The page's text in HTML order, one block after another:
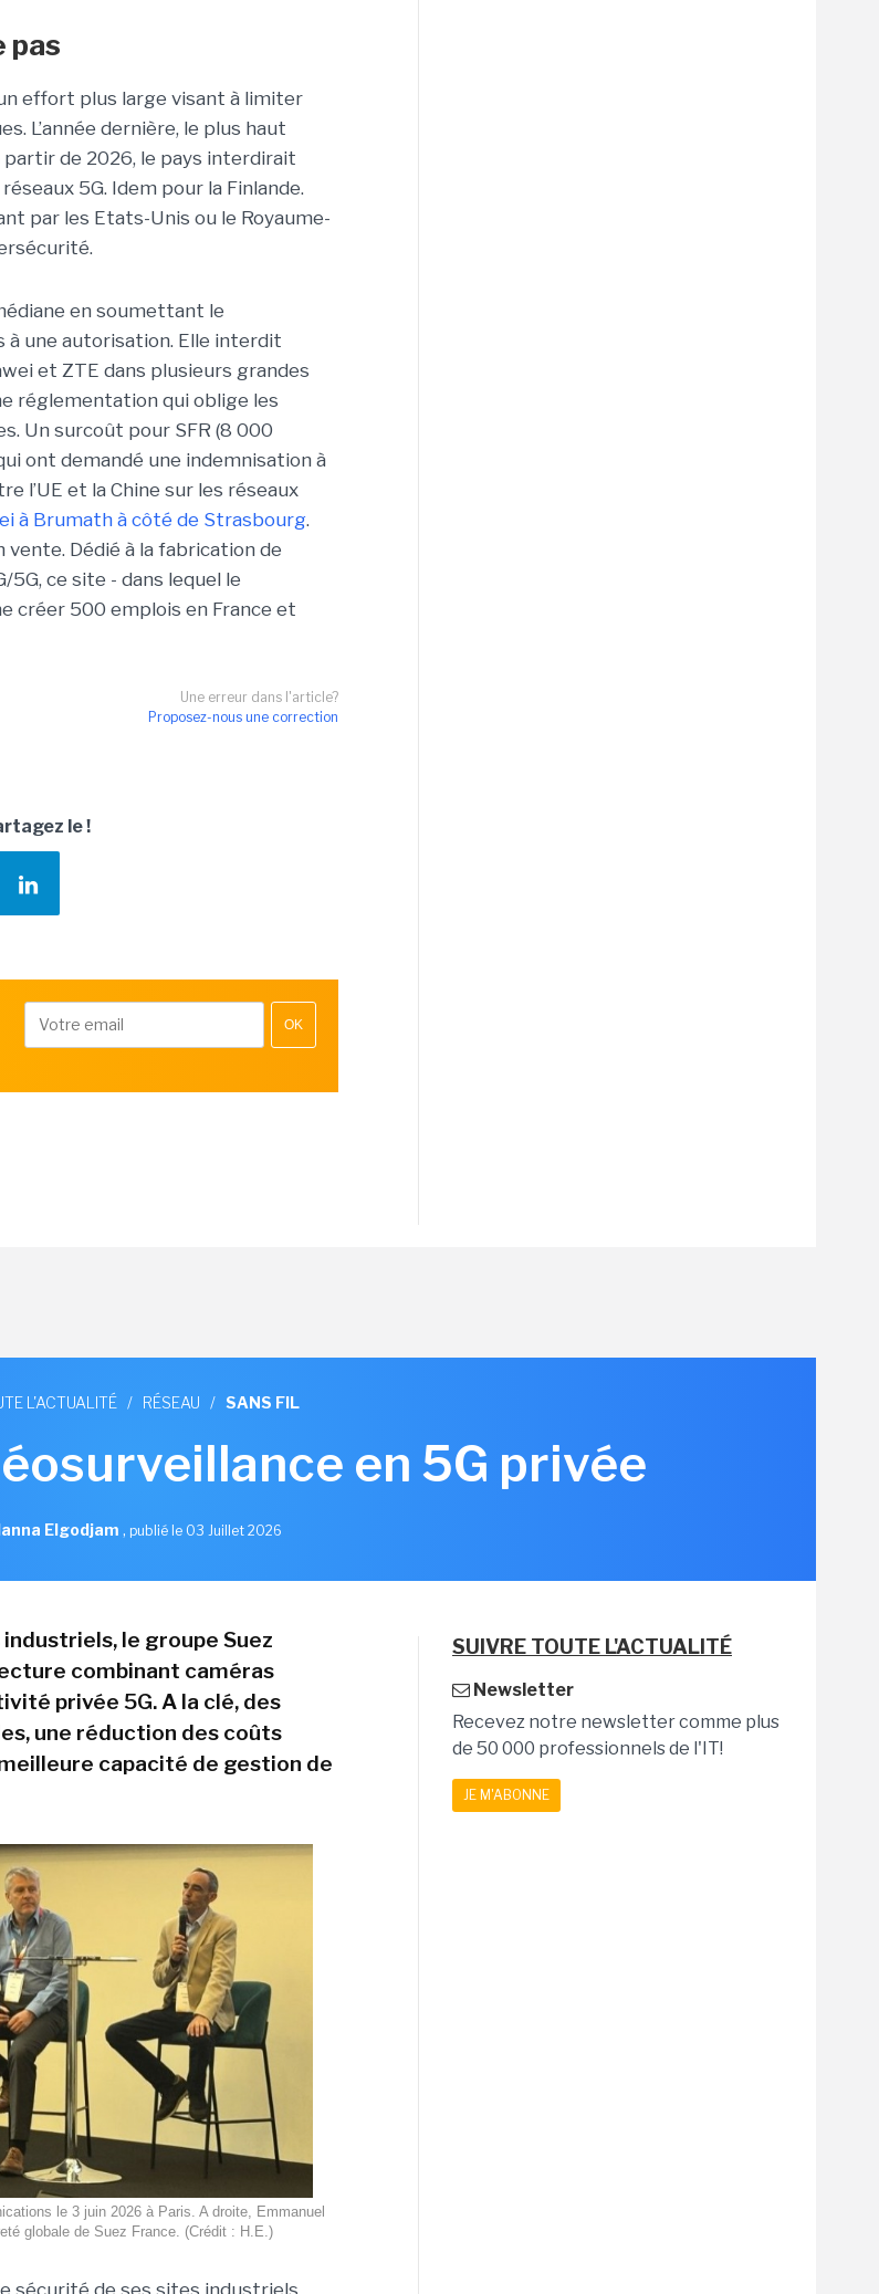
pas
effort plus large visant à limiter
L’année dernière, le plus haut
partir de 2026, le pays interdirait
5G. Idem pour la Finlande.
par les Etats-Unis ou le Royaume-
en soumettant le
une autorisation. Elle interdit
et ZTE dans plusieurs grandes
réglementation qui oblige les
Un surcoût pour SFR (8 000
ont demandé une indemnisation à
l’UE et la Chine sur les réseaux
à Brumath à côté de Strasbourg.
Dédié à la fabrication de
ce site - dans lequel le
créer 500 emplois en France et
Une erreur dans l'article?
Proposez-nous une correction
le !
OK
L'ACTUALITÉ / RÉSEAU / SANS FIL
en 5G privée
Elgodjam , publié le 03 Juillet 2026
le groupe Suez
combinant caméras
privée 5G. A la clé, des
une réduction des coûts
capacité de gestion de
le 3 juin 2026 à Paris. A droite, Emmanuel
globale de Suez France. (Crédit : H.E.)
sécurité de ses sites industriels,
SUIVRE TOUTE L'ACTUALITÉ
Newsletter
Recevez notre newsletter comme plus
de 50 000 professionnels de l'IT!
JE M'ABONNE